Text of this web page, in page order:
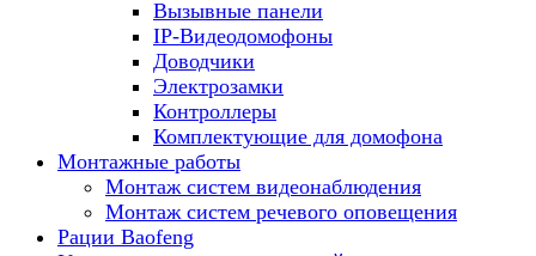
Вызывные панели
IP-Видеодомофоны
Доводчики
Электрозамки
Контроллеры
Комплектующие для домофона
Монтажные работы
Монтаж систем видеонаблюдения
Монтаж систем речевого оповещения
Рации Baofeng